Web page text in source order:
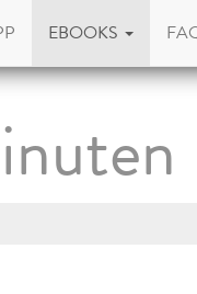
EBOOKS